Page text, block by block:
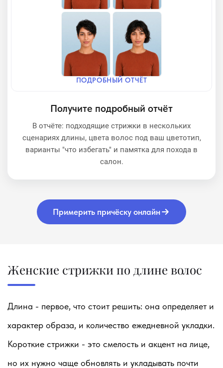
ПОДРОБНЫЙ ОТЧЁТ
Получите подробный отчёт
В отчёте: подходящие стрижки в нескольких
сценариях длины, цвета волос под ваш цветотип,
варианты "что избегать" и памятка для похода в
салон.
Примерить причёску онлайн
Женские стрижки по длине волос
Длина - первое, что стоит решить: она определяет и
характер образа, и количество ежедневной укладки.
Короткие стрижки - это смелость и акцент на лице,
но их нужно чаще обновлять и укладывать почти